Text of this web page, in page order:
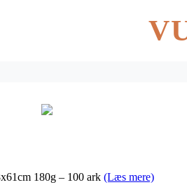
180g – 100 ark (Læs mere)